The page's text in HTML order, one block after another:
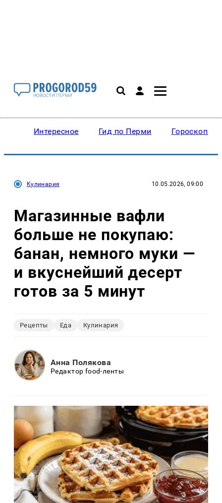
Интересное Гид по Перми Гороскопы
Кулинария 10.05.2026, 09:00
Магазинные вафли
больше не покупаю:
банан, немного муки —
и вкуснейший десерт
готов за 5 минут
Рецепты Еда Кулинария
Анна Полякова
Редактор food-ленты